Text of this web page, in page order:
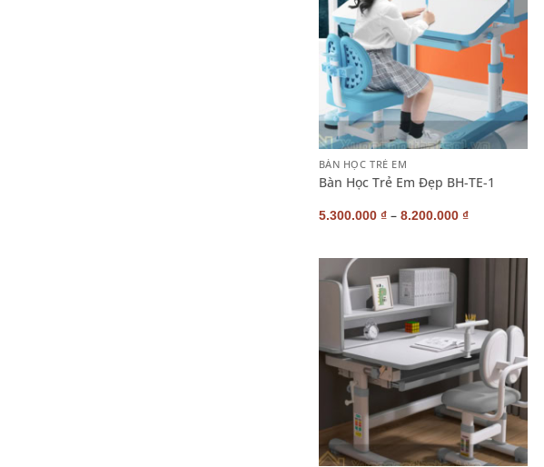
+
BÀN HỌC TRẺ EM
Bàn Học Trẻ Em Đẹp BH-TE-1
5.300.000 ₫– 8.200.000 ₫